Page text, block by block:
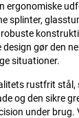
ergonomiske
splinter,
gør den
situationer.
rustfrit stål,
og den sikre
under brug.